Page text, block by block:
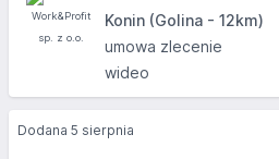
Konin (Golina - 12km)
umowa zlecenie
wideo
Dodana 5 sierpnia